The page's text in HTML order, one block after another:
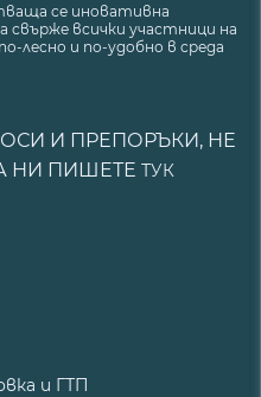
се иновативна
всички участници на
лесно и по-удобно в среда
И ПРЕПОРЪКИ, НЕ
НИ ПИШЕТЕ ТУК
и ГТП